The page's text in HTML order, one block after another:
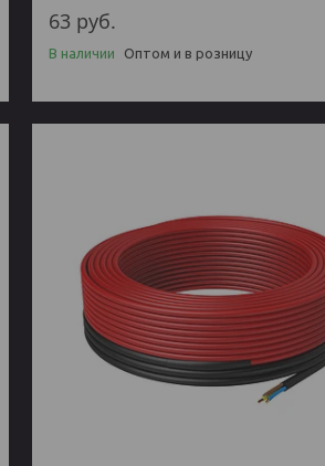
63 руб.
В наличии Оптом и в розницу